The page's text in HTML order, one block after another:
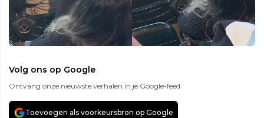
Volg ons op Google
Ontvang onze nieuwste verhalen in je Google-feed
Toevoegen als voorkeursbron op Google